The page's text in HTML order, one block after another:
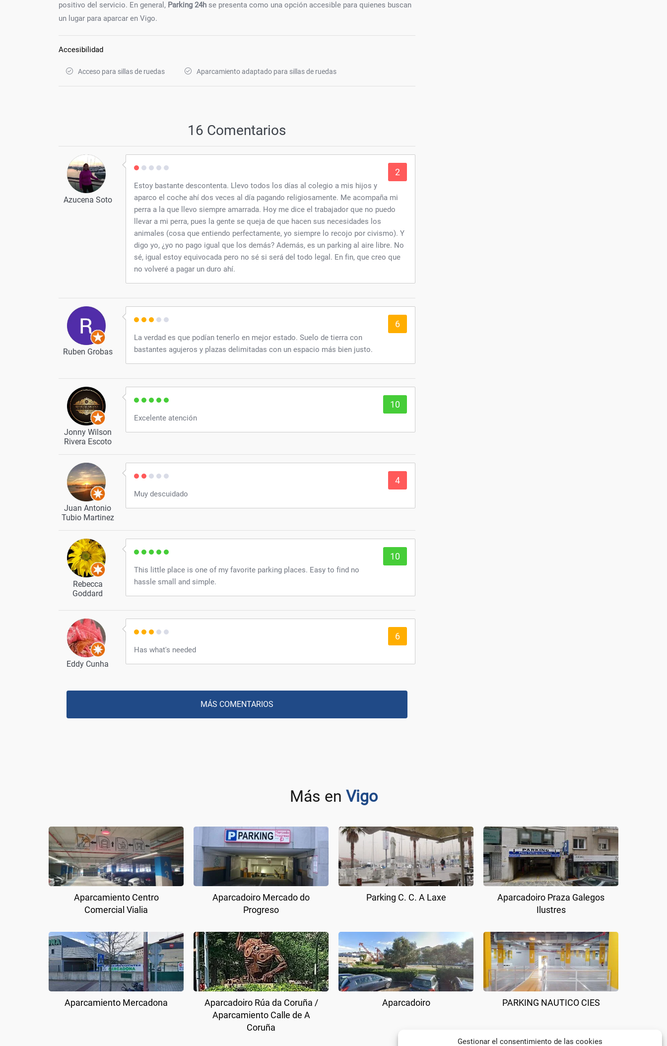
Gestionar el consentimiento de las cookies
positivo del servicio. En general, Parking 24h se presenta como una opción accesible para quienes buscan
un lugar para aparcar en Vigo.
Accesibilidad
Acceso para sillas de ruedas Aparcamiento adaptado para sillas de ruedas
16 Comentarios
Azucena Soto
2
Estoy bastante descontenta. Llevo todos los días al colegio a mis hijos y
aparco el coche ahí dos veces al día pagando religiosamente. Me acompaña mi
perra a la que llevo siempre amarrada. Hoy me dice el trabajador que no puedo
llevar a mi perra, pues la gente se queja de que hacen sus necesidades los
animales (cosa que entiendo perfectamente, yo siempre lo recojo por civismo). Y
digo yo, ¿yo no pago igual que los demás? Además, es un parking al aire libre. No
sé, igual estoy equivocada pero no sé si será del todo legal. En fin, que creo que
no volveré a pagar un duro ahí.
Ruben Grobas
6
La verdad es que podían tenerlo en mejor estado. Suelo de tierra con
bastantes agujeros y plazas delimitadas con un espacio más bien justo.
Jonny Wilson
Rivera Escoto
10
Excelente atención
Juan Antonio
Tubio Martinez
4
Muy descuidado
Rebecca
Goddard
10
This little place is one of my favorite parking places. Easy to find no
hassle small and simple.
Eddy Cunha
6
Has what's needed
MÁS COMENTARIOS
Más en Vigo
Aparcamiento Centro
Comercial Vialia
Aparcadoiro Mercado do
Progreso
Parking C. C. A Laxe
Aparcadoiro Praza Galegos
Ilustres
Aparcamiento Mercadona
Aparcadoiro Rúa da Coruña /
Aparcamiento Calle de A
Coruña
Aparcadoiro PARKING NAUTICO CIES